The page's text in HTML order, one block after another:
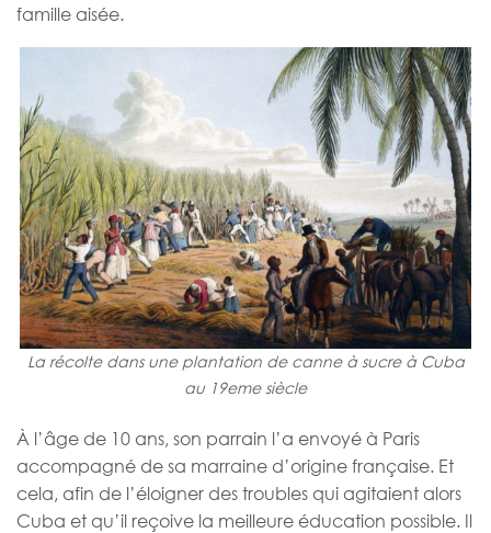
famille aisée.
La récolte dans une plantation de canne à sucre à Cuba
au 19eme siècle
À l’âge de 10 ans, son parrain l’a envoyé à Paris
accompagné de sa marraine d’origine française. Et
cela, afin de l’éloigner des troubles qui agitaient alors
Cuba et qu’il reçoive la meilleure éducation possible. Il